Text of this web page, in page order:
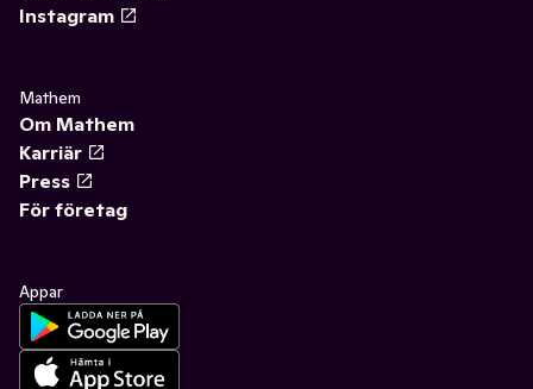
Instagram
Mathem
Om Mathem
Karriär
Press
För företag
Appar